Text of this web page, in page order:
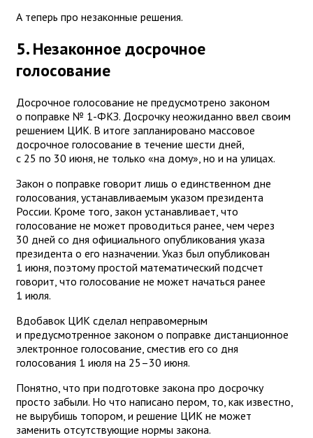
А теперь про незаконные решения.
5. Незаконное досрочное
голосование
Досрочное голосование не предусмотрено законом
о поправке № 1-ФКЗ. Досрочку неожиданно ввел своим
решением ЦИК. В итоге запланировано массовое
досрочное голосование в течение шести дней,
с 25 по 30 июня, не только «на дому», но и на улицах.
Закон о поправке говорит лишь о единственном дне
голосования, устанавливаемым указом президента
России. Кроме того, закон устанавливает, что
голосование не может проводиться ранее, чем через
30 дней со дня официального опубликования указа
президента о его назначении. Указ был опубликован
1 июня, поэтому простой математический подсчет
говорит, что голосование не может начаться ранее
1 июля.
Вдобавок ЦИК сделал неправомерным
и предусмотренное законом о поправке дистанционное
электронное голосование, сместив его со дня
голосования 1 июля на 25–30 июня.
Понятно, что при подготовке закона про досрочку
просто забыли. Но что написано пером, то, как известно,
не вырубишь топором, и решение ЦИК не может
заменить отсутствующие нормы закона.